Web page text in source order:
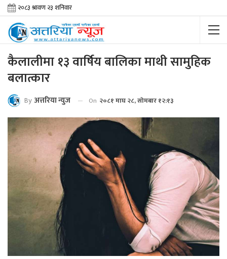
कैलालीमा १३ वार्षिय बालिका माथी सामुहिक
बलात्कार
By अत्तरिया न्युज On २०८१ माघ २८, सोमबार १२:१३